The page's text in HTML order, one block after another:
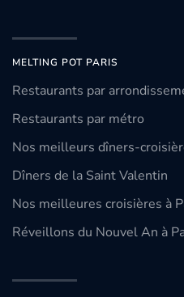
MELTING POT PARIS
Restaurants par
Restaurants par métro
Nos meilleurs dîners-
Dîners de la Saint Valentin
Nos meilleures croisières à
Réveillons du Nouvel An à